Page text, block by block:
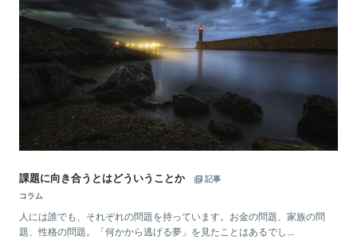
課題に向き合うとはどういうことか
記事
コラム
人には誰でも、それぞれの問題を持っています。お金の問題、家族の問
題、性格の問題。「何かから逃げる夢」を見たことはあるでし...